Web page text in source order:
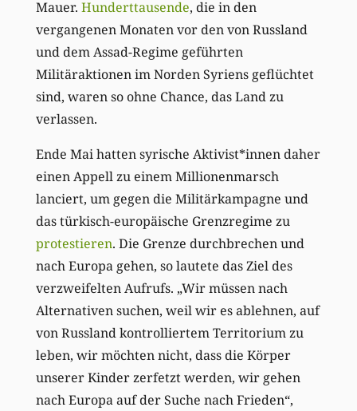
Mauer. Hunderttausende, die in den
vergangenen Monaten vor den von Russland
und dem Assad-Regime geführten
Militäraktionen im Norden Syriens geflüchtet
sind, waren so ohne Chance, das Land zu
verlassen.
Ende Mai hatten syrische Aktivist*innen daher
einen Appell zu einem Millionenmarsch
lanciert, um gegen die Militärkampagne und
das türkisch-europäische Grenzregime zu
protestieren. Die Grenze durchbrechen und
nach Europa gehen, so lautete das Ziel des
verzweifelten Aufrufs. „Wir müssen nach
Alternativen suchen, weil wir es ablehnen, auf
von Russland kontrolliertem Territorium zu
leben, wir möchten nicht, dass die Körper
unserer Kinder zerfetzt werden, wir gehen
nach Europa auf der Suche nach Frieden“,